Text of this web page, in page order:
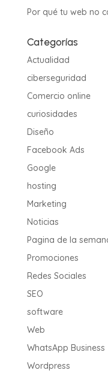
Por qué tu web no
Categorías
Actualidad
ciberseguridad
Comercio online
curiosidades
Diseño
Facebook Ads
Google
hosting
Marketing
Noticias
Pagina de la
Promociones
Redes Sociales
SEO
software
Web
WhatsApp Business
Wordpress